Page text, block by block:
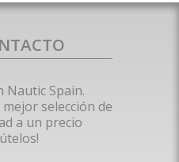
Nautic Spain.
selección de
a un precio